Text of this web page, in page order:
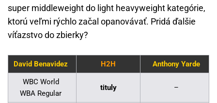
super middleweight do light heavyweight kategórie,
ktorú veľmi rýchlo začal opanovávať. Pridá ďalšie
víťazstvo do zbierky?
David Benavidez H2H Anthony Yarde
WBC World
WBA Regular
tituly –